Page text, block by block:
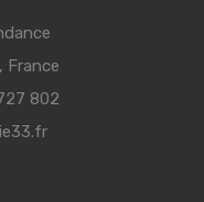
France
802